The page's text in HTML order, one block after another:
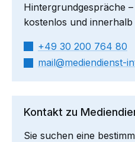
Hintergrundgespräche
kostenlos und
+49 30 200 764 80
mail​
mediendienst-
Kontakt zu
Sie suchen eine